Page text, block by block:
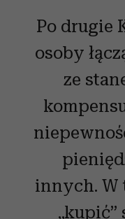
Po drugie
osoby
ze
innych. W
„kupić”